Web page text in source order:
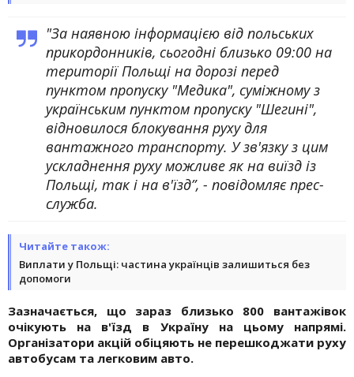
"За наявною інформацією від польських
прикордонників, сьогодні близько 09:00 на
території Польщі на дорозі перед
пунктом пропуску "Медика", суміжному з
українським пунктом пропуску "Шегині",
відновилося блокування руху для
вантажного транспорту. У зв'язку з цим
ускладнення руху можливе як на виїзд із
Польщі, так і на в'їзд”, - повідомляє прес-
служба.
Читайте також:
Виплати у Польщі: частина українців залишиться без
допомоги
Зазначається, що зараз близько 800 вантажівок
очікують на в'їзд в Україну на цьому напрямі.
Організатори акцій обіцяють не перешкоджати руху
автобусам та легковим авто.